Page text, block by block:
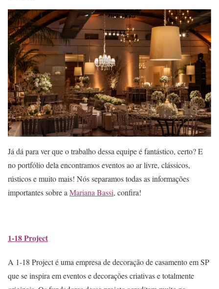
Já dá para ver que o trabalho dessa equipe é fantástico, certo? E
no portfólio dela encontramos eventos ao ar livre, clássicos,
rústicos e muito mais! Nós separamos todas as informações
importantes sobre a Mariana Bassi, confira!
1-18 Project
A 1-18 Project é uma empresa de decoração de casamento em SP
que se inspira em eventos e decorações criativas e totalmente